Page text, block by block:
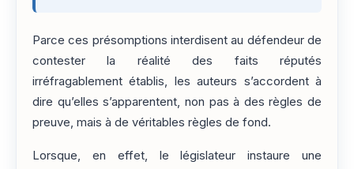
Parce ces présomptions interdisent au défendeur de
contester la réalité des faits réputés
irréfragablement établis, les auteurs s’accordent à
dire qu’elles s’apparentent, non pas à des règles de
preuve, mais à de véritables règles de fond.
Lorsque, en effet, le législateur instaure une